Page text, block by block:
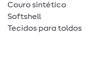
Couro sintético
Softshell
Tecidos para toldos